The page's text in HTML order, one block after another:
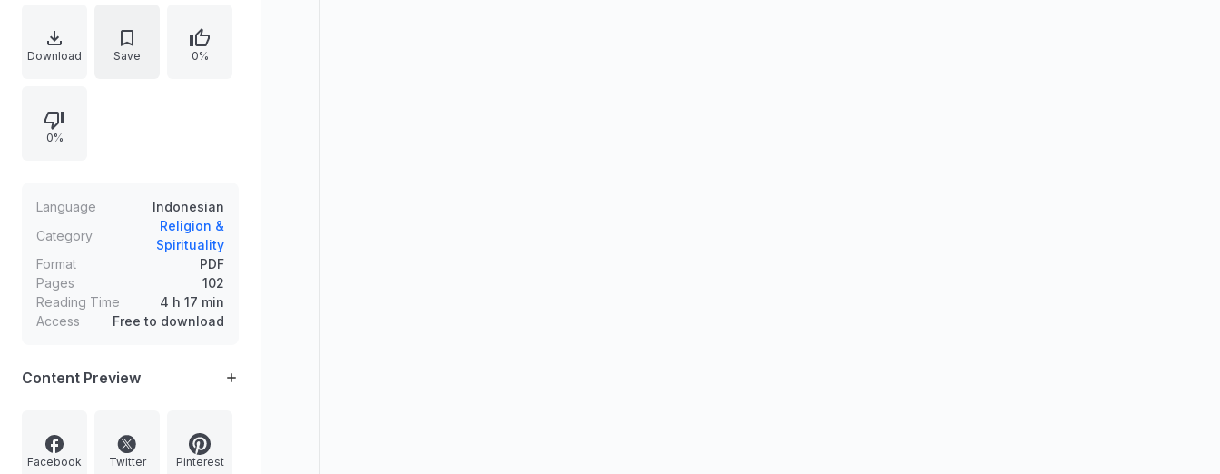
perbandingan sistem ekonomi
kapitalisme dan sosialisme. Materi
problem interaksi/distribusi,
kegagalan pasar bebas, perspektif
ekonomi, serta sebab dan
pemanfaatan kepemilikan
(konsumtif-produktif) hingga
distribusi kekayaan.
Download Save 0%
0%
Language
Indonesian
Category
Religion &
Spirituality
Format
PDF
Pages
102
Reading Time
4 h 17 min
Access
Free to download
Content Preview
Facebook Twitter Pinterest